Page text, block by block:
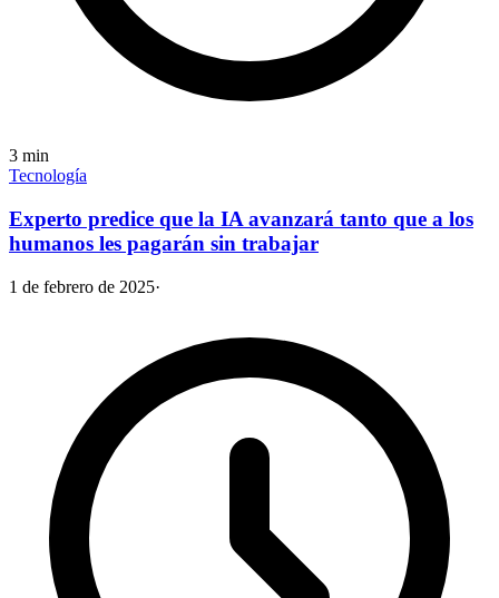
3 min
Tecnología
Experto predice que la IA avanzará tanto que a los
humanos les pagarán sin trabajar
1 de febrero de 2025·